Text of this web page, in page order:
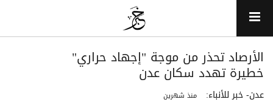
الأرصاد تحذر من موجة "إجهاد حراري"
خطيرة تهدد سكان عدن
عدن- خبر للأنباء: منذ شهرين